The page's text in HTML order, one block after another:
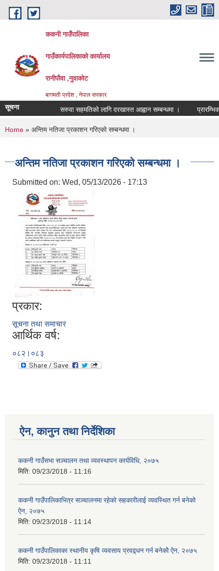
Skip to main content
ककनी गाउँपालिका
गाउँकार्यपालिकाको कार्यालय
रानीपौवा ,नुवाकोट
बागमती प्रदेश , नेपाल सरकार
सूचना सरुवा सहमतिको लागि दरखास्त आह्वान सम्बन्धमा । प्रारम्भिक
You are here
Home » अन्तिम नतिजा प्रकाशन गरिएको सम्बन्धमा ।
अन्तिम नतिजा प्रकाशन गरिएको सम्बन्धमा ।
Submitted on: Wed, 05/13/2026 - 17:13
प्रकार:
सूचना तथा समाचार
आर्थिक वर्ष:
०८२।०८३
ऐन, कानुन तथा निर्देशिका
ककनी गाउँसभा सञ्चालन तथा व्यवस्थापन कार्यविधि, २०७५
मिति: 09/23/2018 - 11:16
ककनी गाउँपालिकाभित्र सञ्चालनमा रहेको सहकारीलाई व्यवस्थित गर्न बनेको
ऐन, २०७५
मिति: 09/23/2018 - 11:14
ककनी गाउँपालिकाका स्थानीय कृषि व्यवसाय प्रवद्र्धन गर्न बनेकोे ऐन, २०७५
मिति: 09/23/2018 - 11:11